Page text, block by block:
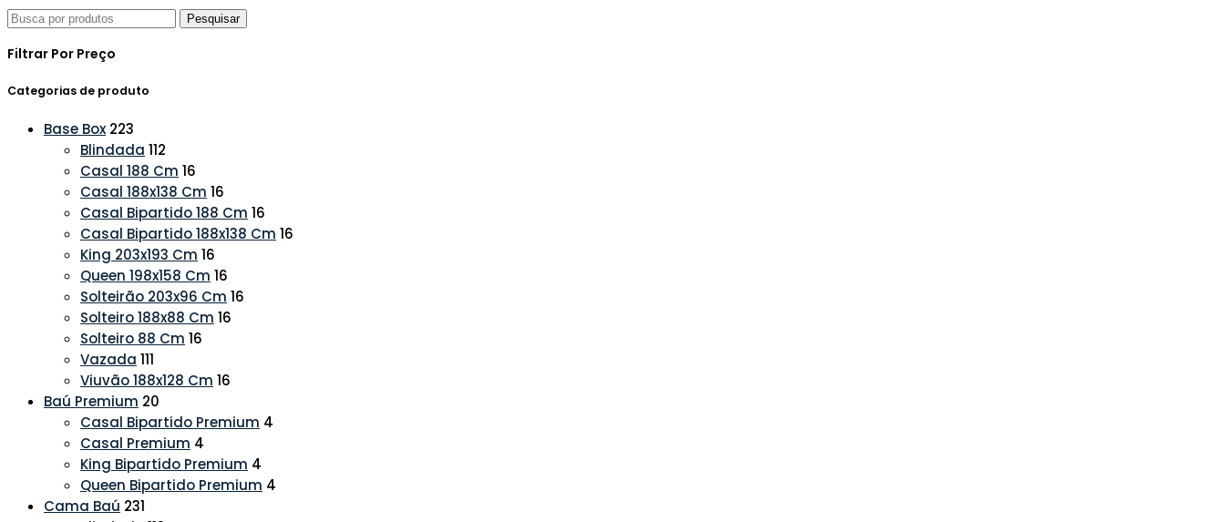
Pesquisar
Filtrar Por Preço
Categorias de produto
Base Box 223
Blindada 112
Casal 188 Cm 16
Casal 188x138 Cm 16
Casal Bipartido 188 Cm 16
Casal Bipartido 188x138 Cm 16
King 203x193 Cm 16
Queen 198x158 Cm 16
Solteirão 203x96 Cm 16
Solteiro 188x88 Cm 16
Solteiro 88 Cm 16
Vazada 111
Viuvão 188x128 Cm 16
Baú Premium 20
Casal Bipartido Premium 4
Casal Premium 4
King Bipartido Premium 4
Queen Bipartido Premium 4
Cama Baú 231